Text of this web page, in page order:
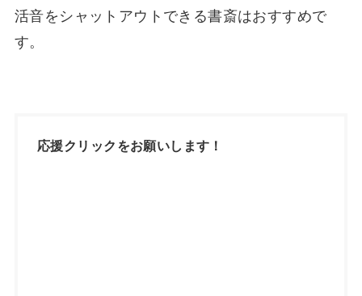
活音をシャットアウトできる書斎はおすすめで
す。
応援クリックをお願いします！